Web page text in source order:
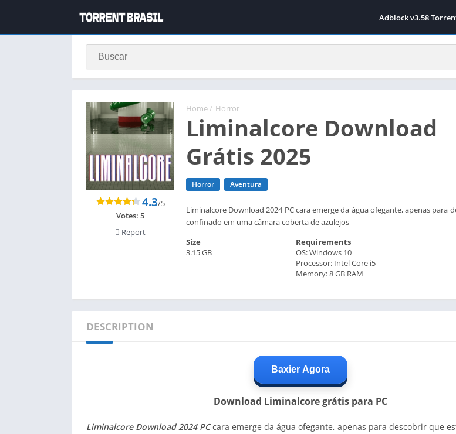
Adblock v3.58
Home / Horror
Liminalcore Download
Grátis 2025
Horror Aventura
Liminalcore Download 2024 PC cara emerge da água ofegante, apenas para
confinado em uma câmara coberta de azulejos
4.3/5
Votes: 5
Report
Size
3.15 GB
Requirements
OS: Windows 10
Processor: Intel Core i5
Memory: 8 GB RAM
DESCRIPTION
Baxier Agora
Download Liminalcore grátis para PC
Liminalcore Download 2024 PCcara emerge da água ofegante, apenas para descobrir que